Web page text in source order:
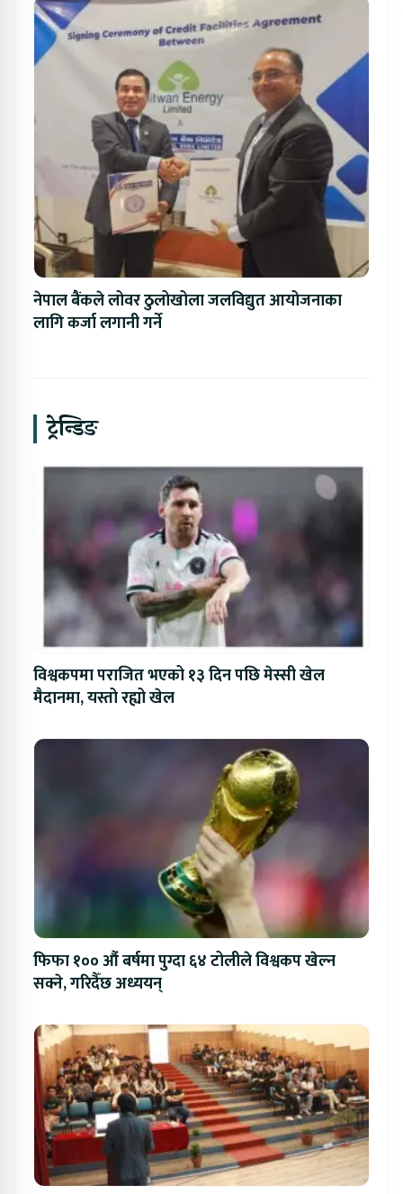
नेपाल बैंकले लोवर ठुलोखोला जलविद्युत आयोजनाका
लागि कर्जा लगानी गर्ने
ट्रेन्डिङ
विश्वकपमा पराजित भएको १३ दिन पछि मेस्सी खेल
मैदानमा, यस्तो रह्यो खेल
फिफा १०० औं बर्षमा पुग्दा ६४ टोलीले विश्वकप खेल्न
सक्ने, गरिदैँछ अध्ययन्